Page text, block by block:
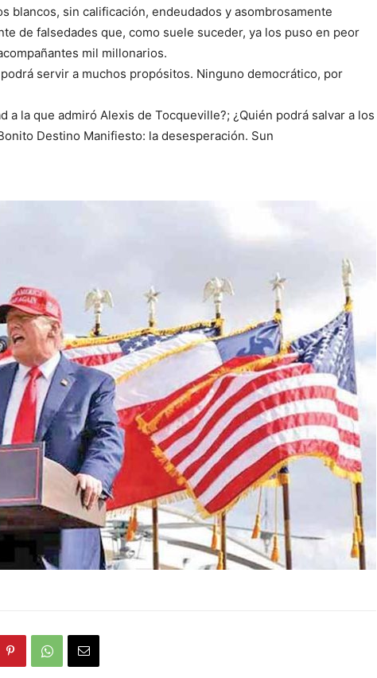
blancos, sin calificación, endeudados y asombrosamente
de falsedades que, como suele suceder, ya los puso en peor
mil millonarios.
servir a muchos propósitos. Ninguno democrático, por
a la que admiró Alexis de Tocqueville?; ¿Quién podrá salvar a los
Destino Manifiesto: la desesperación. Sun